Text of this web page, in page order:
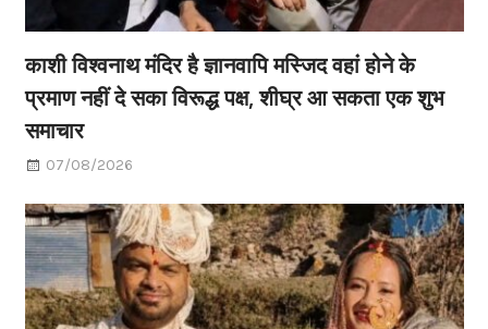
काशी विश्वनाथ मंदिर है ज्ञानवापि मस्जिद वहां होने के
प्रमाण नहीं दे सका विरूद्ध पक्ष, शीघ्र आ सकता एक शुभ
समाचार
07/08/2026